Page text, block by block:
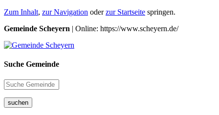
Zum Inhalt, zur Navigation oderzur Startseite springen.
Gemeinde Scheyern | Online: https://www.scheyern.de/
Suche Gemeinde
suchen